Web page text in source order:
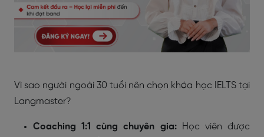
Vì sao người ngoài 30 tuổi nên chọn khóa học IELTS tại
Langmaster?
Coaching 1:1 cùng chuyên gia:Học viên được